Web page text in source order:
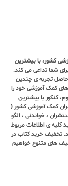
کشور، با بیشترین
شما تداعی می کند.
ها حاصل تجربه ی چندین
کمک آموزشی خود را
کنکور با بیشترین
کمک آموزشی کشور (
، خواندنی ، الگو
کلیه ی اطلاعات مربوط
تخفیف خرید کتاب در
های متنوع خواهیم